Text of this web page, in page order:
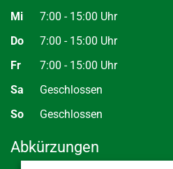
Mi
7:00 - 15:00 Uhr
Do
7:00 - 15:00 Uhr
Fr
7:00 - 15:00 Uhr
Sa
Geschlossen
So
Geschlossen
Abkürzungen